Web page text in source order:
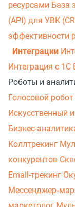
ресурсами База
(API) для УВК
эффективности
Интеграции
Интеграция с 1С
Роботы и
Голосовой робот
Искусственный
Бизнес-
Коллтрекинг
конкурентов
Email-трекинг